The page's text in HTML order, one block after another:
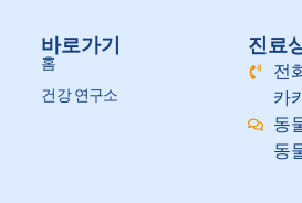
바로가기
홈
건강 연구소
진료
전
카
동
동